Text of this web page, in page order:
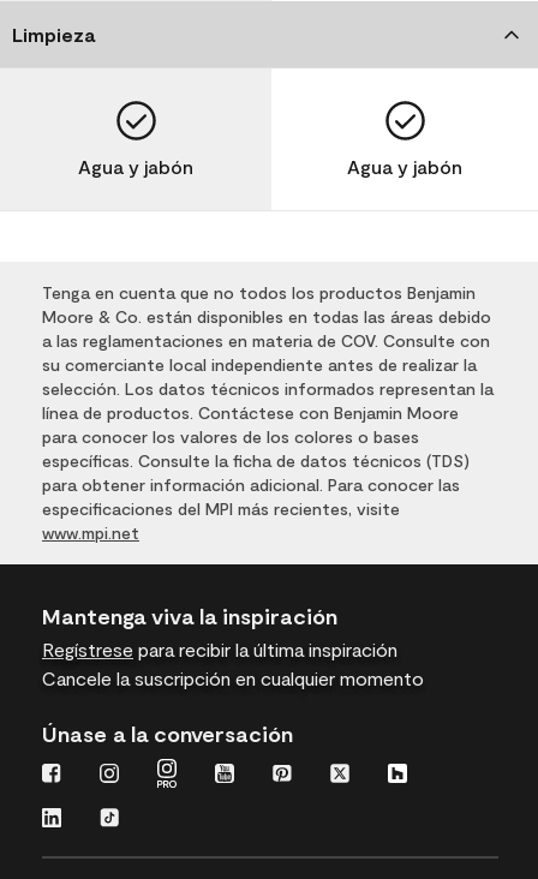
Limpieza
Agua y jabón Agua y jabón
Tenga en cuenta que no todos los productos Benjamin
Moore & Co. están disponibles en todas las áreas debido
a las reglamentaciones en materia de COV. Consulte con
su comerciante local independiente antes de realizar la
selección. Los datos técnicos informados representan la
línea de productos. Contáctese con Benjamin Moore
para conocer los valores de los colores o bases
específicas. Consulte la ficha de datos técnicos (TDS)
para obtener información adicional. Para conocer las
especificaciones del MPI más recientes, visite
www.mpi.net
Mantenga viva la inspiración
Regístrese para recibir la última inspiración
Cancele la suscripción en cualquier momento
Únase a la conversación